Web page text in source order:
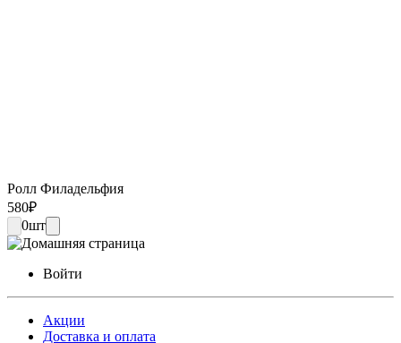
Ролл Филадельфия
580₽
0шт
Войти
Акции
Доставка и оплата